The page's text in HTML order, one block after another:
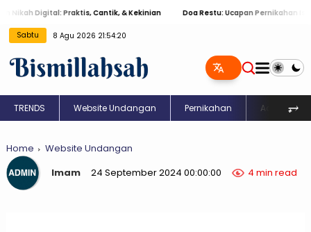
Digital: Praktis, Cantik, & Kekinian Doa Restu: Ucapan Pernikahan Islami
Sabtu 8 Agu 2026 21:54:20
TRENDS Website Undangan Pernikahan Aqiqah⥅
Home
Website Undangan
Imam
24 September 2024 00:00:00 4 min read